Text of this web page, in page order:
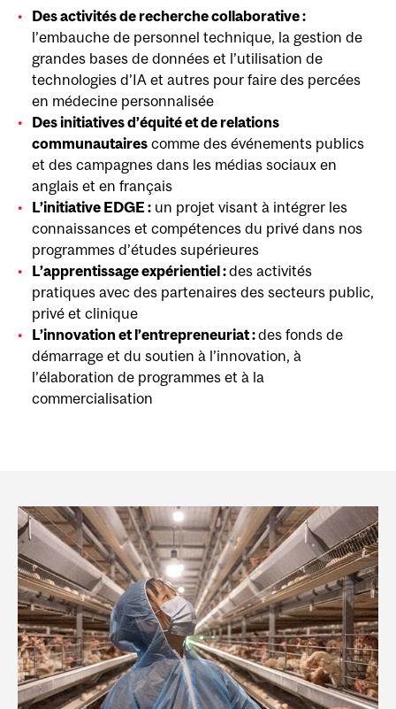
Des activités de recherche collaborative :
l’embauche de personnel technique, la gestion de
grandes bases de données et l’utilisation de
technologies d’IA et autres pour faire des percées
en médecine personnalisée
Des initiatives d’équité et de relations
communautaires comme des événements publics
et des campagnes dans les médias sociaux en
anglais et en français
L’initiative EDGE : un projet visant à intégrer les
connaissances et compétences du privé dans nos
programmes d’études supérieures
L’apprentissage expérientiel :des activités
pratiques avec des partenaires des secteurs public,
privé et clinique
L’innovation et l’entrepreneuriat :des fonds de
démarrage et du soutien à l’innovation, à
l’élaboration de programmes et à la
commercialisation